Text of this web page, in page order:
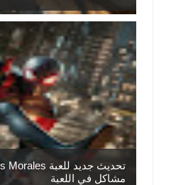
مشاكل في اللعبة